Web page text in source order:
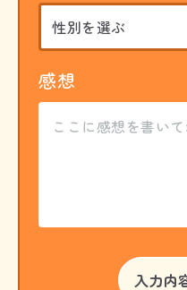
感想